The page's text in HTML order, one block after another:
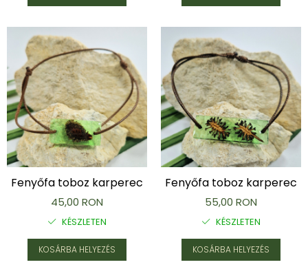
Fenyőfa toboz karperec
45,00 RON
KÉSZLETEN
KOSÁRBA HELYEZÉS
Fenyőfa toboz karperec
55,00 RON
KÉSZLETEN
KOSÁRBA HELYEZÉS